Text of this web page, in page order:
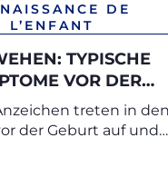
DE
L’ENFANT
TYPISCHE
VOR DER
GEBURTtreten in den
der Geburt auf und